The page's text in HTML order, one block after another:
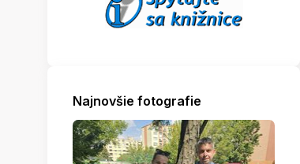
Najnovšie fotografie